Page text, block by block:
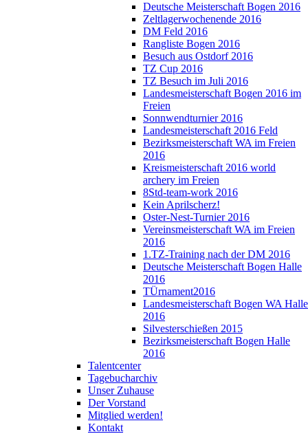
Deutsche Meisterschaft Bogen 2016
Zeltlagerwochenende 2016
DM Feld 2016
Rangliste Bogen 2016
Besuch aus Ostdorf 2016
TZ Cup 2016
TZ Besuch im Juli 2016
Landesmeisterschaft Bogen 2016 im
Freien
Sonnwendturnier 2016
Landesmeisterschaft 2016 Feld
Bezirksmeisterschaft WA im Freien
2016
Kreismeisterschaft 2016 world
archery im Freien
8Std-team-work 2016
Kein Aprilscherz!
Oster-Nest-Turnier 2016
Vereinsmeisterschaft WA im Freien
2016
1.TZ-Training nach der DM 2016
Deutsche Meisterschaft Bogen Halle
2016
TÜrnament2016
Landesmeisterschaft Bogen WA Halle
2016
Silvesterschießen 2015
Bezirksmeisterschaft Bogen Halle
2016
Talentcenter
Tagebucharchiv
Unser Zuhause
Der Vorstand
Mitglied werden!
Kontakt